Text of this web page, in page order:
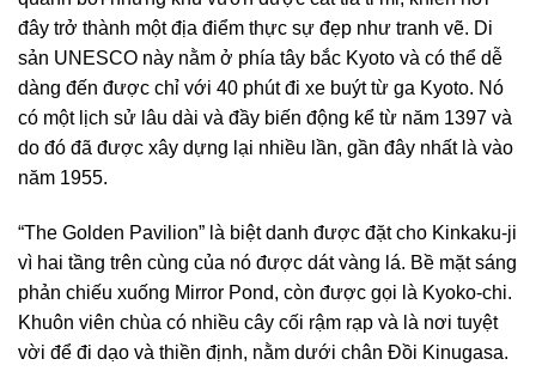
đây trở thành một địa điểm thực sự đẹp như tranh vẽ. Di
sản UNESCO này nằm ở phía tây bắc Kyoto và có thể dễ
dàng đến được chỉ với 40 phút đi xe buýt từ ga Kyoto. Nó
có một lịch sử lâu dài và đầy biến động kể từ năm 1397 và
do đó đã được xây dựng lại nhiều lần, gần đây nhất là vào
năm 1955.
“The Golden Pavilion” là biệt danh được đặt cho Kinkaku-ji
vì hai tầng trên cùng của nó được dát vàng lá. Bề mặt sáng
phản chiếu xuống Mirror Pond, còn được gọi là Kyoko-chi.
Khuôn viên chùa có nhiều cây cối rậm rạp và là nơi tuyệt
vời để đi dạo và thiền định, nằm dưới chân Đồi Kinugasa.